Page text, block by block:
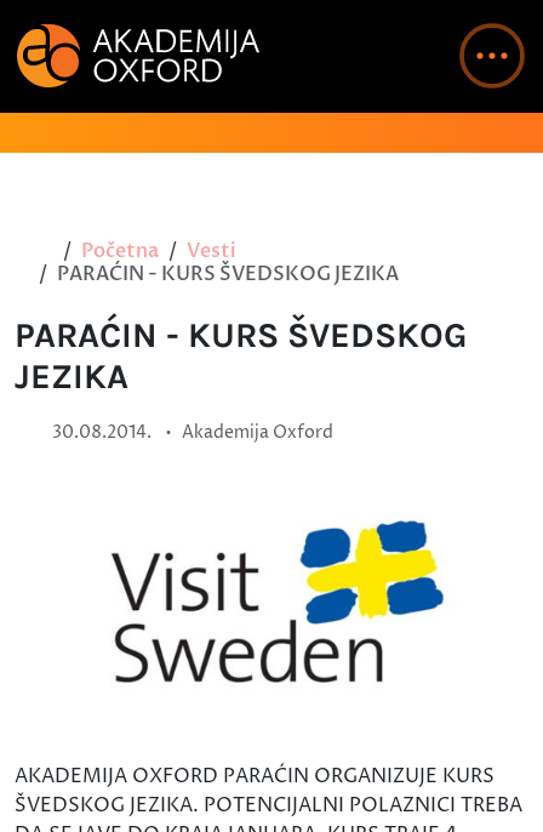
Početna
Vesti
PARAĆIN - KURS ŠVEDSKOG JEZIKA
PARAĆIN - KURS ŠVEDSKOG
JEZIKA
30.08.2014. • Akademija Oxford
AKADEMIJA OXFORD PARAĆIN ORGANIZUJE KURS
ŠVEDSKOG JEZIKA. POTENCIJALNI POLAZNICI TREBA